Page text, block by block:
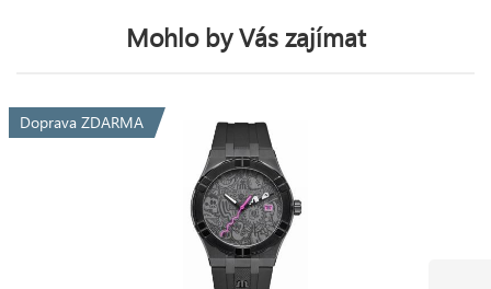
Mohlo by Vás zajímat
Doprava ZDARMA